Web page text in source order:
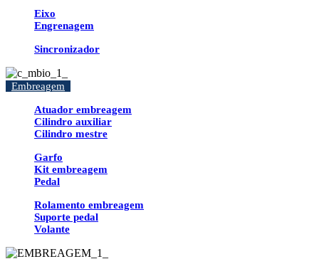
Eixo
Engrenagem
Sincronizador
Embreagem
Atuador embreagem
Cilindro auxiliar
Cilindro mestre
Garfo
Kit embreagem
Pedal
Rolamento embreagem
Suporte pedal
Volante